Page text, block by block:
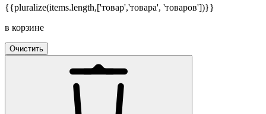
{{pluralize(items.length,['товар','товара', 'товаров'])}}
в корзине
Очистить